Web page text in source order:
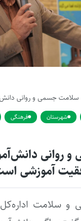
سلامت جسمی و روانی دانش‌آموزان
شهرستان فرهنگی
روانی
آموزشی
و سلامت